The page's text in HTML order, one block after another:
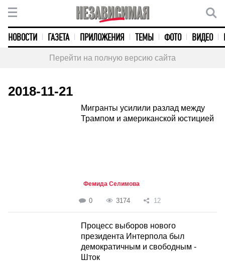
НОВОСТИ ГАЗЕТА ПРИЛОЖЕНИЯ ТЕМЫ ФОТО ВИДЕО
Перейти на полную версию сайта
2018-11-21
Мигранты усилили разлад между
Трампом и американской юстицией
Фемида Селимова
0 3174 12
Процесс выборов нового
президента Интерпола был
демократичным и свободным -
Шток